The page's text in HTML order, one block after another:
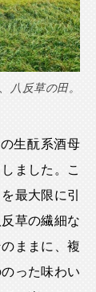
八反草の田。
生酛系酒母
ました。こ
最大限に引
草の繊細な
ままに、複
った味わい